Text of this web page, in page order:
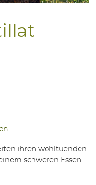
ihren wohltuenden
schweren Essen.